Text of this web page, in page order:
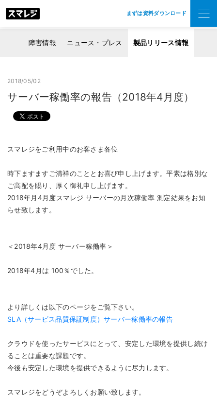
まずは資料ダウンロード
障害情報 ニュース・プレス 製品リリース情報
2018/05/02
サーバー稼働率の報告（2018年4月度）
スマレジをご利用中のお客さま各位
時下ますますご清祥のこととお喜び申し上げます。平素は格別な
ご高配を賜り、厚く御礼申し上げます。
2018年月4月度スマレジ サーバーの月次稼働率 測定結果をお知
らせ致します。
＜2018年4月度 サーバー稼働率＞
2018年4月は 100％でした。
より詳しくは以下のページをご覧下さい。
SLA（サービス品質保証制度）サーバー稼働率の報告
クラウドを使ったサービスにとって、安定した環境を提供し続け
ることは重要な課題です。
今後も安定した環境を提供できるように尽力します。
スマレジをどうぞよろしくお願い致します。